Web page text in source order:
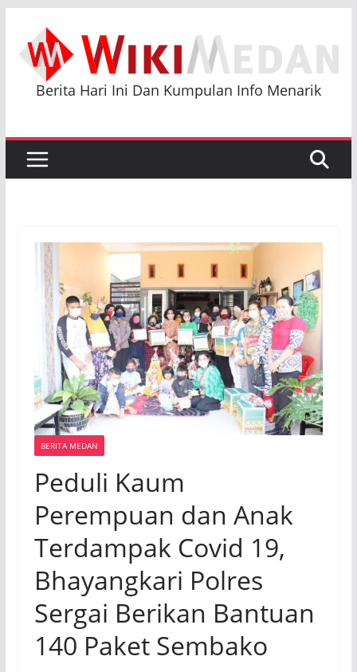
content
Berita Hari Ini Dan Kumpulan Info Menarik
BERITA MEDAN
Peduli Kaum
Perempuan dan Anak
Terdampak Covid 19,
Bhayangkari Polres
Sergai Berikan Bantuan
140 Paket Sembako